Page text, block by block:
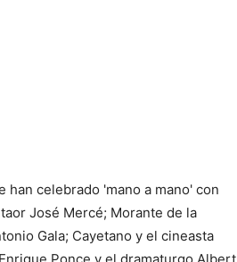
celebrado 'mano a mano' con
José Mercé; Morante de la
Gala; Cayetano y el cineasta